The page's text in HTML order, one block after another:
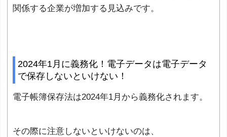
関係する企業が増加する見込みです。
2024年1月に義務化！電子データは電子データ
で保存しないといけない！
電子帳簿保存法は2024年1月から義務化されます。
その際に注意しないといけないのは、